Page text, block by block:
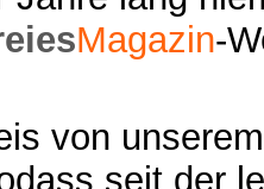
Magazin-
von
seit der